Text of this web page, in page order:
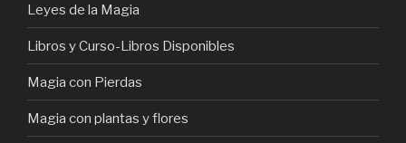
Leyes de la Magia
Libros y Curso-Libros Disponibles
Magia con Pierdas
Magia con plantas y flores